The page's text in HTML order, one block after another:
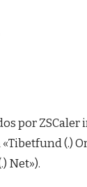
por
(.)
Net»).